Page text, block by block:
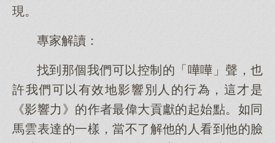
現。
專家解讀：
找到那個我們可以控制的「嘩嘩」聲，也
許我們可以有效地影響別人的行為，這才是
《影響力》的作者最偉大貢獻的起始點。如同
馬雲表達的一樣，當不了解他的人看到他的臉